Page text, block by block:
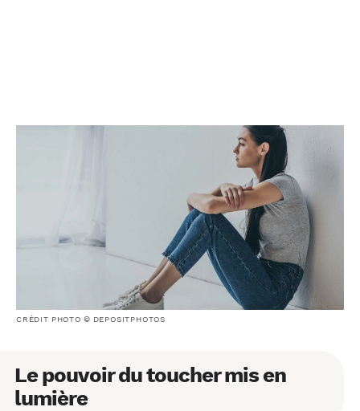
CRÉDIT PHOTO © DEPOSITPHOTOS
Le pouvoir du toucher mis en
lumière